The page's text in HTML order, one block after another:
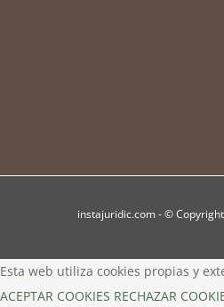
instajuridic.com - ©
Esta web utiliza cookies propias y
ACEPTAR COOKIES RECHAZAR